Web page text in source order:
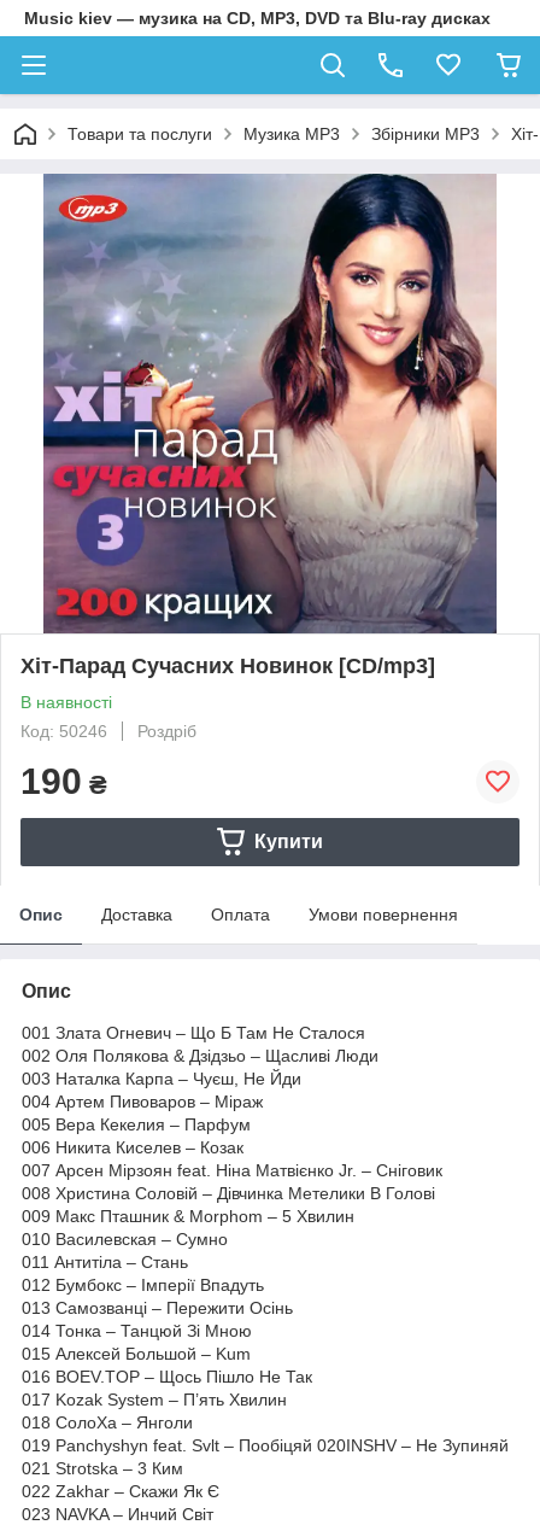
Music kiev — музика на CD, MP3, DVD та Blu-ray дисках
Товари та послуги Музика MP3 Збірники MP3
Хіт-Парад Сучасних Новинок [CD/mp3]
В наявності
Код: 50246
Роздріб
190 ₴
Купити
Опис Доставка Оплата Умови повернення
Опис
001 Злата Огневич – Що Б Там Не Сталося
002 Оля Полякова & Дзідзьо – Щасливі Люди
003 Наталка Карпа – Чуєш, Не Йди
004 Артем Пивоваров – Міраж
005 Вера Кекелия – Парфум
006 Никита Киселев – Козак
007 Арсен Мірзоян feat. Ніна Матвієнко Jr. – Сніговик
008 Христина Соловій – Дівчинка Метелики В Голові
009 Макс Пташник & Morphom – 5 Хвилин
010 Василевская – Сумно
011 Антитіла – Стань
012 Бумбокс – Імперії Впадуть
013 Самозванці – Пережити Осінь
014 Тонка – Танцюй Зі Мною
015 Алексей Большой – Kum
016 BOEV.TOP – Щось Пішло Не Так
017 Kozak System – П’ять Хвилин
018 СолоХа – Янголи
019 Panchyshyn feat. Svlt – Пообіцяй 020INSHV – Не Зупиняй
021 Strotska – 3 Ким
022 Zakhar – Скажи Як Є
023 NAVKA – Инчий Світ